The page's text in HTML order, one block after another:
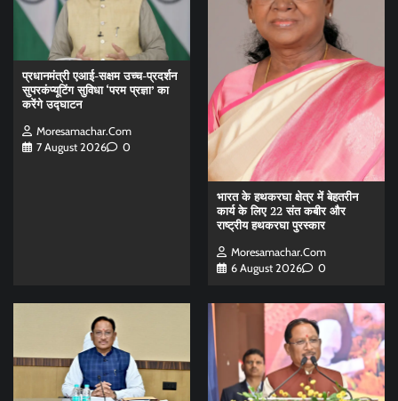
प्रधानमंत्री एआई-सक्षम उच्च-प्रदर्शन
सुपरकंप्यूटिंग सुविधा ‘परम प्रज्ञा’ का
करेंगे उद्घाटन
Moresamachar.com
7 August 2026
0
भारत के हथकरघा क्षेत्र में बेहतरीन
कार्य के लिए 22 संत कबीर और
राष्ट्रीय हथकरघा पुरस्कार
Moresamachar.com
6 August 2026
0